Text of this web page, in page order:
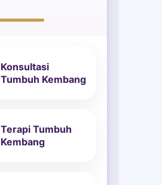
Konsultasi
Tumbuh Kembang
Terapi Tumbuh
Kembang